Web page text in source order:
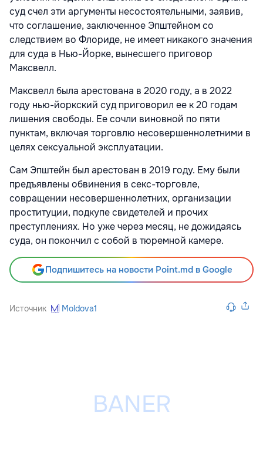
суд счел эти аргументы несостоятельными, заявив,
что соглашение, заключенное Эпштейном со
следствием во Флориде, не имеет никакого значения
для суда в Нью-Йорке, вынесшего приговор
Максвелл.
Максвелл была арестована в 2020 году, а в 2022
году нью-йоркский суд приговорил ее к 20 годам
лишения свободы. Ее сочли виновной по пяти
пунктам, включая торговлю несовершеннолетними в
целях сексуальной эксплуатации.
Сам Эпштейн был арестован в 2019 году. Ему были
предъявлены обвинения в секс-торговле,
совращении несовершеннолетних, организации
проституции, подкупе свидетелей и прочих
преступлениях. Но уже через месяц, не дожидаясь
суда, он покончил с собой в тюремной камере.
Подпишитесь на новости Point.md в Google
Источник Moldova1